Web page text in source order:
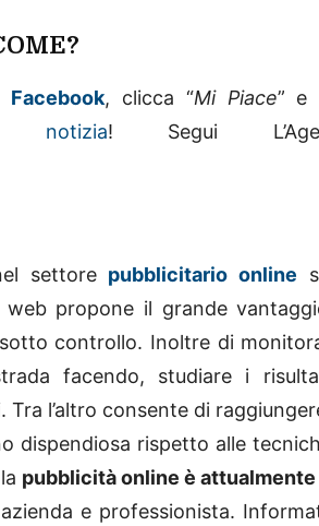
Facebook, clicca “Mi Piace” e
notizia! Segui
settore pubblicitario online
propone il grande
controllo. Inoltre di
facendo, studiare i
l’altro consente di
dispendiosa rispetto alle
pubblicità online è attualmente
e professionista.